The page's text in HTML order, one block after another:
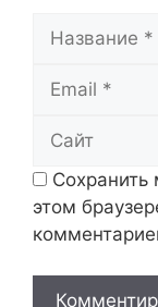
Сохранить
этом